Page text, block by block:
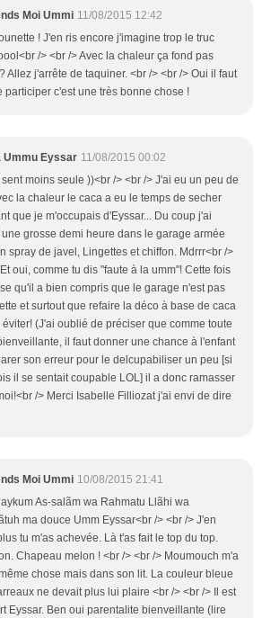
Moi Ummi 11/08/2015 12:42
! J'en ris encore j'imagine trop le truc
/> <br /> Avec la chaleur ça fond pas
Allez j'arrête de taquiner. <br /> <br /> Oui il faut
participer c'est une très bonne chose !
Ummu Eyssar 11/08/2015 00:02
moins seule ))<br /> <br /> J'ai eu un peu de
la chaleur le caca a eu le temps de secher
que je m'occupais d'Eyssar... Du coup j'ai
grosse demi heure dans le garage armée
spray de javel, Lingettes et chiffon. Mdrrr<br />
oui, comme tu dis "faute à la umm"! Cette fois
qu'il a bien compris que le garage n'est pas
et surtout que refaire la déco à base de caca
éviter! (J'ai oublié de préciser que comme toute
il faut donner une chance à l'enfant
son erreur pour le delcupabiliser un peu [si
il se sentait coupable LOL] il a donc ramasser
/> Merci Isabelle Filliozat j'ai envi de dire
Moi Ummi 10/08/2015 21:41
As-salãm wa Rahmatu Llãhi wa
ma douce Umm Eyssar<br /> <br /> J'en
tu m'as achevée. Là t'as fait le top du top.
Chapeau melon ! <br /> <br /> Moumouch m'a
chose mais dans son lit. La couleur bleue
ne devait plus lui plaire <br /> <br /> Il est
Eyssar. Ben oui parentalite bienveillante (lire